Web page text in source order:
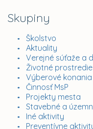
Skupiny
Školstvo
Aktuality
Verejné súťaže a
Životné prostredie
Výberové konania
Činnosť MsP
Projekty mesta
Stavebné a
Iné aktivity
Preventívne